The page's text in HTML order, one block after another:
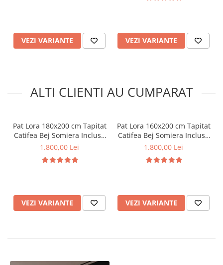
VEZI VARIANTE VEZI VARIANTE
ALTI CLIENTI AU CUMPARAT
Pat Lora 180x200 cm Tapitat
Catifea Bej Somiera Inclusa
(cod ML 2302-01)
1.800,00 Lei
VEZI VARIANTE
Pat Lora 160x200 cm Tapitat
Catifea Bej Somiera Inclusa
(cod ML 2302-01)
1.800,00 Lei
VEZI VARIANTE